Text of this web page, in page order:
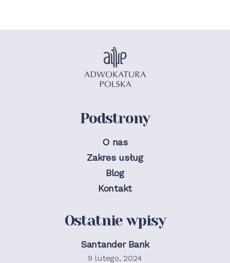
Podstrony
O nas
Zakres usług
Blog
Kontakt
Ostatnie wpisy
Santander Bank
9 lutego, 2024